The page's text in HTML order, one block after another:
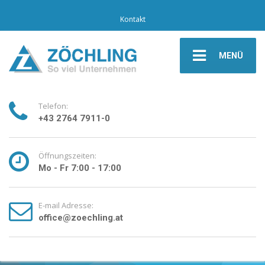
Kontakt
MENÜ
Telefon:
+43 2764 7911-0
Öffnungszeiten:
Mo - Fr 7:00 - 17:00
E-mail Adresse:
office@zoechling.at